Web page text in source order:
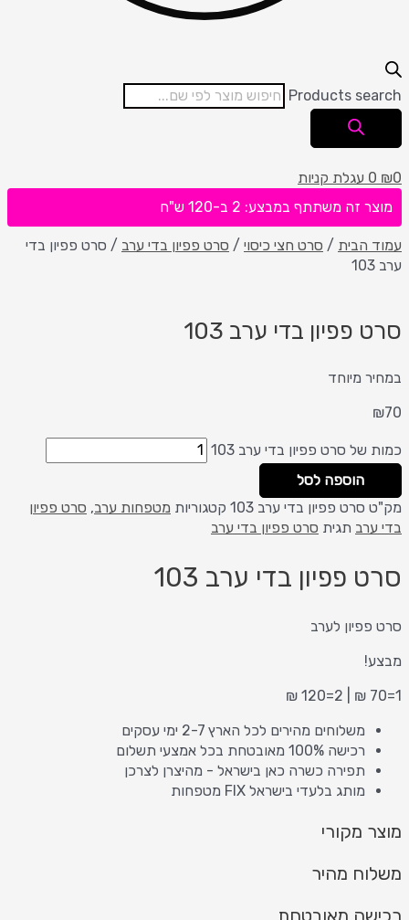
Products search
₪0
0 עגלת קניות
מוצר זה משתתף במבצע: 2 ב-120 ש"ח
עמוד הבית / סרט חצי כיסוי / סרט פפיון בדי ערב / סרט פפיון בדי
ערב 103
סרט פפיון בדי ערב 103
במחיר מיוחד
₪70
כמות של סרט פפיון בדי ערב 103
הוספה לסל
מק"ט סרט פפיון בדי ערב 103 קטגוריות מטפחות ערב, סרט פפיון
בדי ערב תגית סרט פפיון בדי ערב
סרט פפיון בדי ערב 103
סרט פפיון לערב
מבצע!
1=70 ₪ | 2=120 ₪
משלוחים מהירים לכל הארץ 2-7 ימי עסקים
רכישה 100% מאובטחת בכל אמצעי תשלום
תפירה כשרה כאן בישראל - מהיצרן לצרכן
מותג בלעדי בישראל FIX מטפחות
מוצר מקורי
משלוח מהיר